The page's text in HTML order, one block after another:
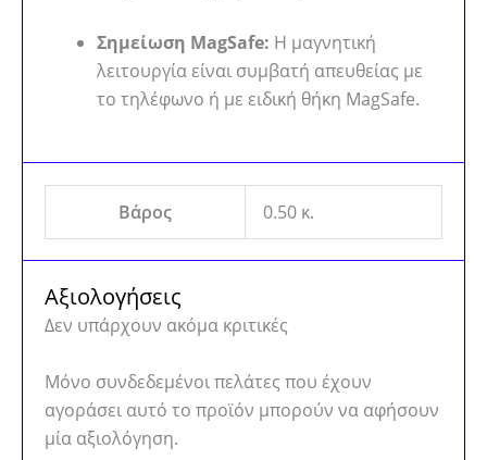
Σημείωση MagSafe: Η μαγνητική
λειτουργία είναι συμβατή απευθείας με
το τηλέφωνο ή με ειδική θήκη MagSafe.
Βάρος 0.50 κ.
Αξιολογήσεις
Δεν υπάρχουν ακόμα κριτικές
Μόνο συνδεδεμένοι πελάτες που έχουν
αγοράσει αυτό το προϊόν μπορούν να αφήσουν
μία αξιολόγηση.